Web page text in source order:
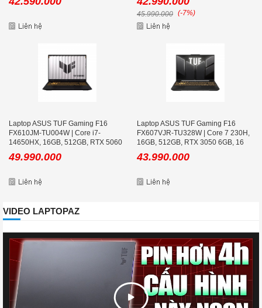
45.990.000 (-7%)
Laptop ASUS TUF Gaming F16
FX610JM-TU004W | Core i7-
14650HX, 16GB, 512GB, RTX 5060
8GB, 16 inch WUXGA 144Hz, Win
11, Đen
49.990.000
Laptop ASUS TUF Gaming F16
FX607VJR-TU328W | Core 7 230H,
16GB, 512GB, RTX 3050 6GB, 16
inch FHD 144Hz, Win 11, Xám
43.990.000
VIDEO LAPTOPAZ